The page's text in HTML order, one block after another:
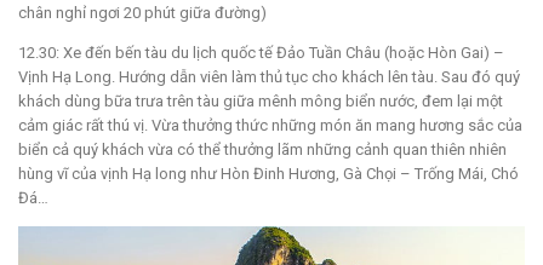
chân nghỉ ngơi 20 phút giữa đường)
12.30: Xe đến bến tàu du lịch quốc tế Đảo Tuần Châu (hoặc Hòn Gai) –
Vịnh Hạ Long. Hướng dẫn viên làm thủ tục cho khách lên tàu. Sau đó quý
khách dùng bữa trưa trên tàu giữa mênh mông biển nước, đem lại một
cảm giác rất thú vị. Vừa thưởng thức những món ăn mang hương sắc của
biển cả quý khách vừa có thể thưởng lãm những cảnh quan thiên nhiên
hùng vĩ của vịnh Hạ long như Hòn Đinh Hương, Gà Chọi – Trống Mái, Chó
Đá…